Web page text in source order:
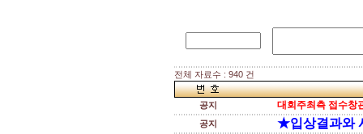
전체 자료수 : 940 건
공지 대회주최측 접수창
공지 ★입상결과와